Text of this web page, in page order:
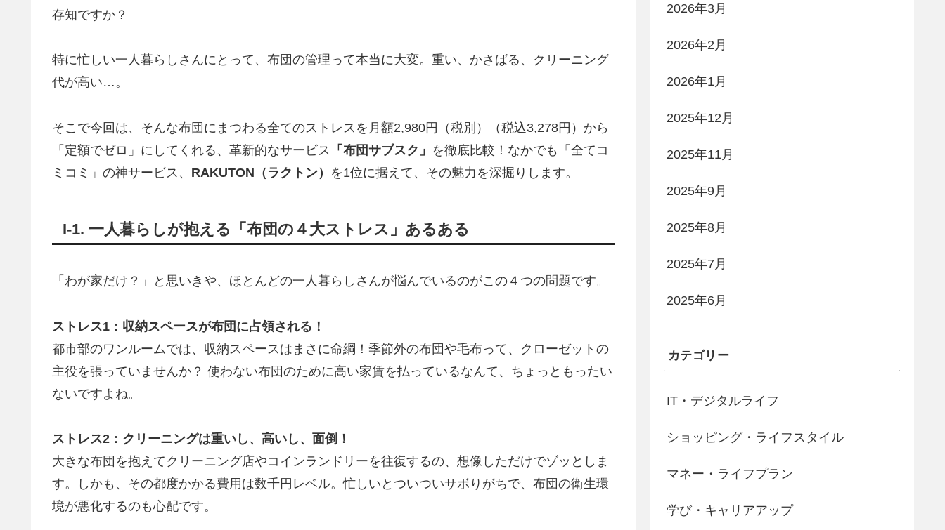
存知ですか？
特に忙しい一人暮らしさんにとって、布団の管理って本当に大変。重い、かさばる、クリーニング
代が高い…。
そこで今回は、そんな布団にまつわる全てのストレスを月額2,980円（税別）（税込3,278円）から
「定額でゼロ」にしてくれる、革新的なサービス
「布団サブスク」 を徹底比較！なかでも「全てコ
ミコミ」の神サービス、 RAKUTON（ラクトン） を1位に据えて、その魅力を深掘りします。
I-1. 一人暮らしが抱える「布団の４大ストレス」あるある
「わが家だけ？」と思いきや、ほとんどの一人暮らしさんが悩んでいるのがこの４つの問題です。
ストレス1：収納スペースが布団に占領される！
都市部のワンルームでは、収納スペースはまさに命綱！季節外の布団や毛布って、クローゼットの
主役を張っていませんか？ 使わない布団のために高い家賃を払っているなんて、ちょっともったい
ないですよね。
ストレス2：クリーニングは重いし、高いし、面倒！
大きな布団を抱えてクリーニング店やコインランドリーを往復するの、想像しただけでゾッとしま
す。しかも、その都度かかる費用は数千円レベル。忙しいとついついサボりがちで、布団の衛生環
境が悪化するのも心配です。
2026年3月
2026年2月
2026年1月
2025年12月
2025年11月
2025年9月
2025年8月
2025年7月
2025年6月
カテゴリー
IT・デジタルライフ
ショッピング・ライフスタイル
マネー・ライフプラン
学び・キャリアアップ